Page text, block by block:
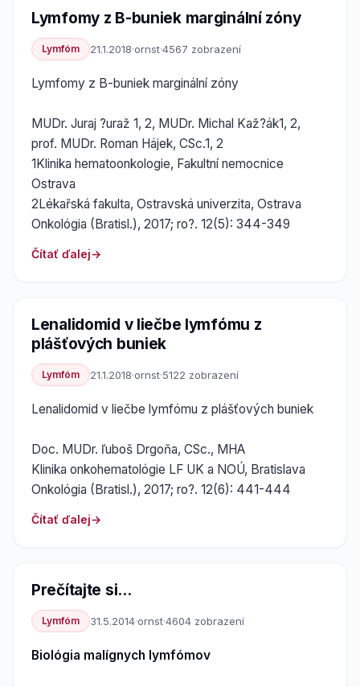
Lymfomy z B-buniek marginální zóny
Lymfóm 21.1.2018·ornst·4567 zobrazení
Lymfomy z B-buniek marginální zóny
MUDr. Juraj ?uraž 1, 2, MUDr. Michal Kaž?ák1, 2,
prof. MUDr. Roman Hájek, CSc.1, 2
1Klinika hematoonkologie, Fakultní nemocnice
Ostrava
2Lékařská fakulta, Ostravská univerzita, Ostrava
Onkológia (Bratisl.), 2017; ro?. 12(5): 344-349
Čítať ďalej
Lenalidomid v liečbe lymfómu z
plášťových buniek
Lymfóm 21.1.2018·ornst·5122 zobrazení
Lenalidomid v liečbe lymfómu z plášťových buniek
Doc. MUDr. ľuboš Drgoňa, CSc., MHA
Klinika onkohematológie LF UK a NOÚ, Bratislava
Onkológia (Bratisl.), 2017; ro?. 12(6): 441-444
Čítať ďalej
Prečítajte si...
Lymfóm 31.5.2014·ornst·4604 zobrazení
Biológia malígnych lymfómov